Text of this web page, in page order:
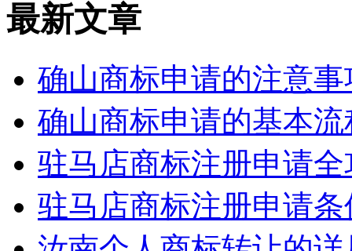
最新文章
确山商标申请的注意事
确山商标申请的基本流
驻马店商标注册申请全
驻马店商标注册申请